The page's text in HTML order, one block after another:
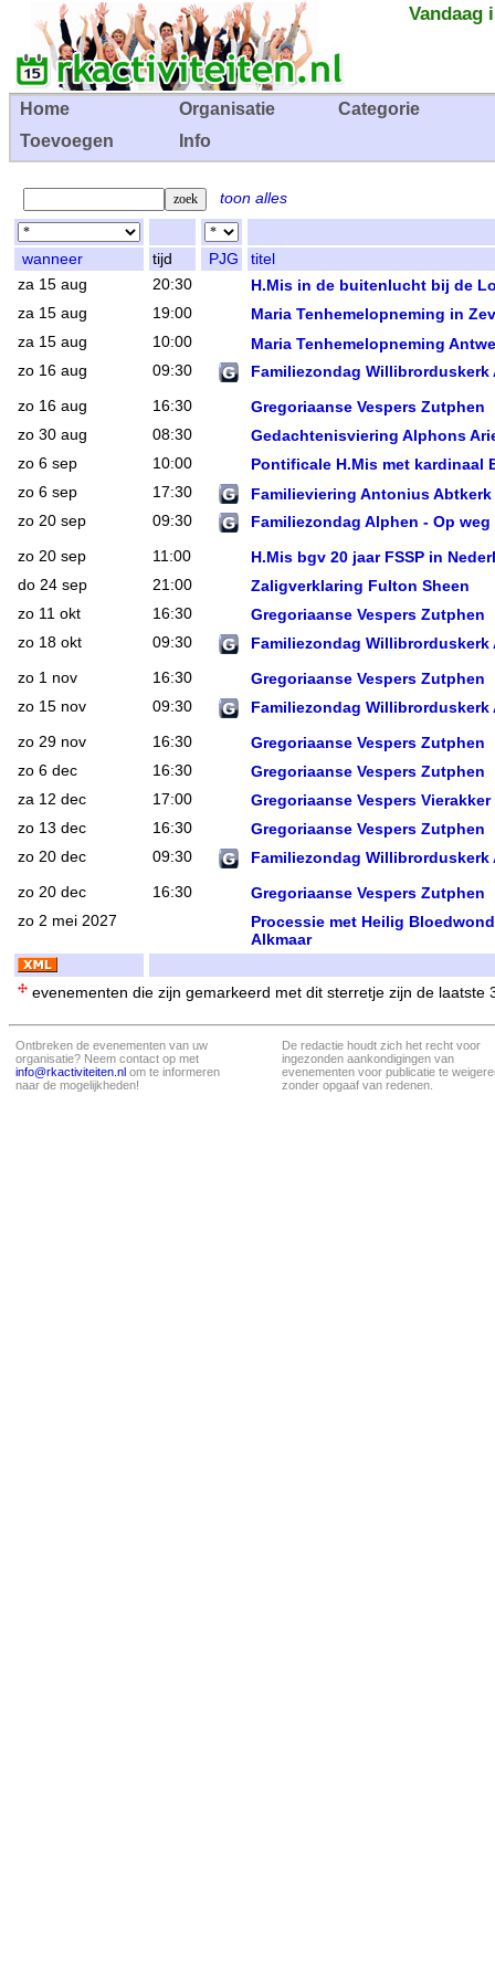
Vandaag
Home Organisatie
Categorie
Toevoegen
Info
toon alles
wanneer tijd PJG
titel
za 15 aug
20:30 H.Mis in de buitenlucht bij de
za 15 aug 19:00 Maria Tenhemelopneming in
za 15 aug 10:00 Maria Tenhemelopneming
zo 16 aug 09:30 Familiezondag Willibrorduskerk
zo 16 aug 16:30 Gregoriaanse Vespers Zutphen
zo 30 aug 08:30 Gedachtenisviering Alphons
zo 6 sep 10:00 Pontificale H.Mis met kardinaal
zo 6 sep 17:30 Familieviering Antonius Abtkerk
zo 20 sep 09:30 Familiezondag Alphen - Op weg
zo 20 sep 11:00 H.Mis bgv 20 jaar FSSP in
do 24 sep 21:00 Zaligverklaring Fulton Sheen
zo 11 okt 16:30 Gregoriaanse Vespers Zutphen
zo 18 okt 09:30 Familiezondag Willibrorduskerk
zo 1 nov 16:30 Gregoriaanse Vespers Zutphen
zo 15 nov 09:30 Familiezondag Willibrorduskerk
zo 29 nov 16:30 Gregoriaanse Vespers Zutphen
zo 6 dec 16:30 Gregoriaanse Vespers Zutphen
za 12 dec 17:00 Gregoriaanse Vespers Vierakker
zo 13 dec 16:30 Gregoriaanse Vespers Zutphen
zo 20 dec 09:30 Familiezondag Willibrorduskerk
zo 20 dec 16:30 Gregoriaanse Vespers Zutphen
zo 2 mei 2027
Processie met Heilig
Alkmaar
evenementen die zijn gemarkeerd met dit sterretje zijn de laatste
Ontbreken de evenementen van uw
organisatie? Neem contact op met
info@rkactiviteiten.nl om te informeren
naar de mogelijkheden!
De redactie houdt zich het recht voor
ingezonden aankondigingen van
evenementen voor publicatie te
zonder opgaaf van redenen.